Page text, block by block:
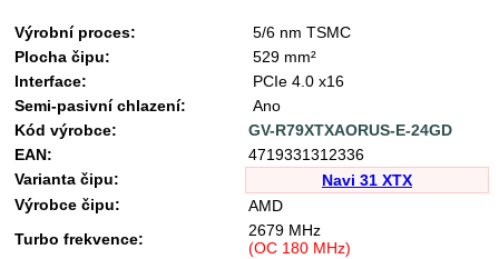
Výrobní proces:
5/6 nm TSMC
Plocha čipu:
529 mm²
Interface:
PCIe 4.0 x16
Semi-pasivní chlazení:
Ano
Kód výrobce:
GV-R79XTXAORUS-E-24GD
EAN:
4719331312336
Varianta čipu:
Navi 31 XTX
Výrobce čipu:
AMD
Turbo frekvence:
2679 MHz
(OC 180 MHz)